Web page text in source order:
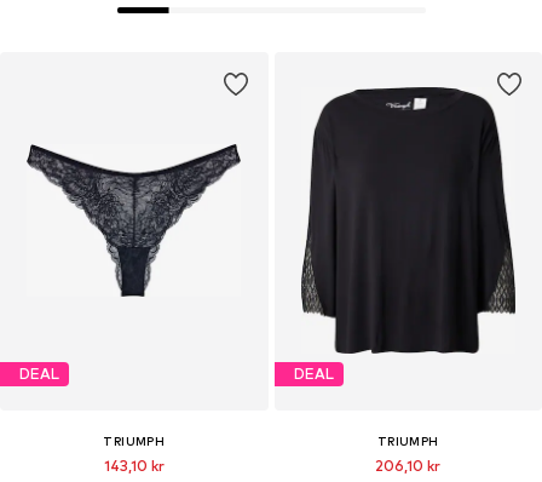
DEAL
TRIUMPH
143,10 kr
DEAL
TRIUMPH
206,10 kr